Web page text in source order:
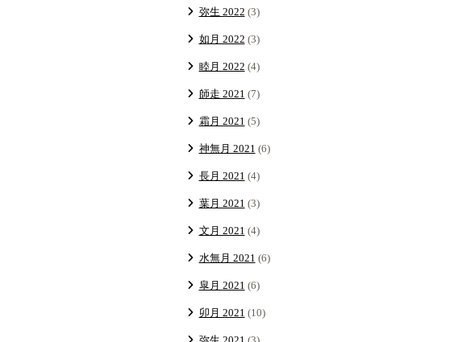
弥生 2022 (3)
如月 2022 (3)
睦月 2022 (4)
師走 2021 (7)
霜月 2021 (5)
神無月 2021 (6)
長月 2021 (4)
葉月 2021 (3)
文月 2021 (4)
水無月 2021 (6)
皐月 2021 (6)
卯月 2021 (10)